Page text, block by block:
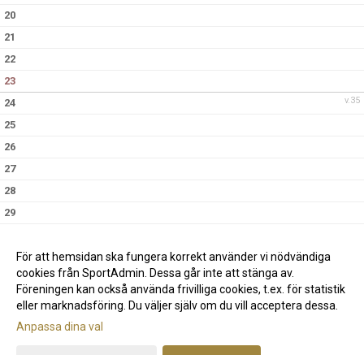
20
21
22
23
v.35
24
25
26
27
28
29
Gå till Webbversion
För att hemsidan ska fungera korrekt använder vi nödvändiga
cookies från SportAdmin. Dessa går inte att stänga av.
Föreningen kan också använda frivilliga cookies, t.ex. för statistik
eller marknadsföring. Du väljer själv om du vill acceptera dessa.
Anpassa dina val